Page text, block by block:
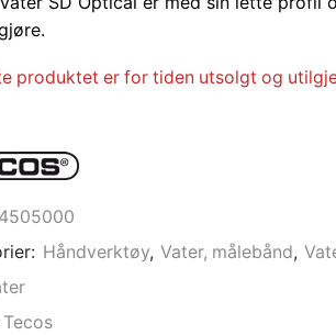
produktet er for tiden utsolgt og
Håndverktøy, Vater, målebånd,
Tecos